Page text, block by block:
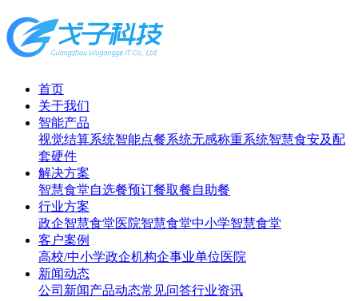
首页
关于我们
智能产品
视觉结算系统智能点餐系统无感称重系统智慧食安及配
套硬件
解决方案
智慧食堂自选餐预订餐取餐自助餐
行业方案
政企智慧食堂医院智慧食堂中小学智慧食堂
客户案例
高校/中小学政企机构企事业单位医院
新闻动态
公司新闻产品动态常见问答行业资讯